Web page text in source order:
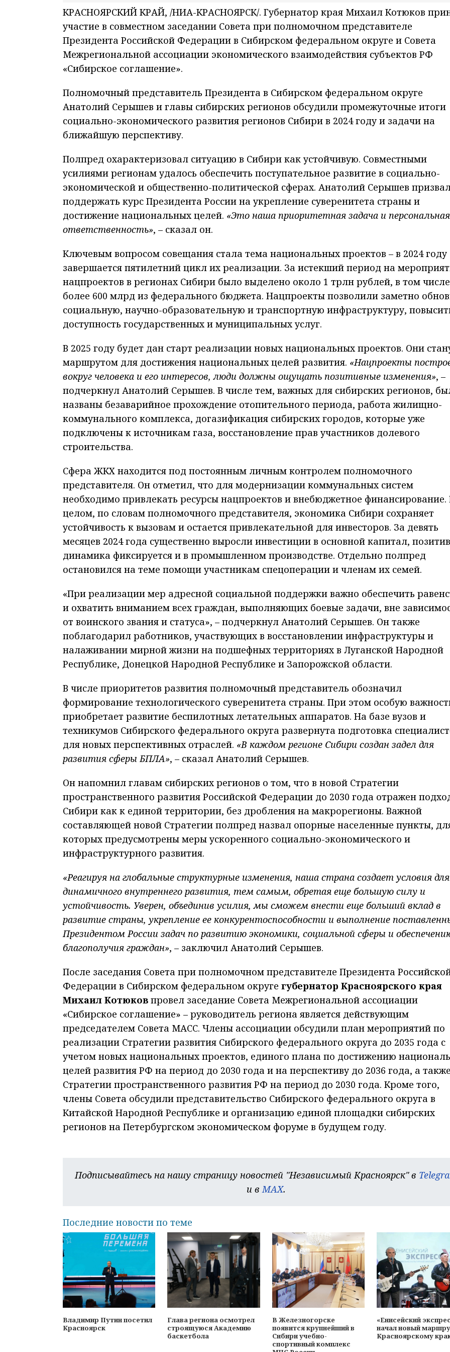
КРАСНОЯРСКИЙ КРАЙ, /НИА-КРАСНОЯРСК/. Губернатор края Михаил Котюков
участие в совместном заседании Совета при полномочном представителе
Президента Российской Федерации в Сибирском федеральном округе и Совета
Межрегиональной ассоциации экономического взаимодействия субъектов РФ
«Сибирское соглашение».
Полномочный представитель Президента в Сибирском федеральном округе
Анатолий Серышев и главы сибирских регионов обсудили промежуточные итоги
социально-экономического развития регионов Сибири в 2024 году и задачи на
ближайшую перспективу.
Полпред охарактеризовал ситуацию в Сибири как устойчивую. Совместными
усилиями регионам удалось обеспечить поступательное развитие в социально-
экономической и общественно-политической сферах. Анатолий Серышев
поддержать курс Президента России на укрепление суверенитета страны и
достижение национальных целей. «Это наша приоритетная задача и персональная
ответственность», – сказал он.
Ключевым вопросом совещания стала тема национальных проектов – в 2024 году
завершается пятилетний цикл их реализации. За истекший период на
нацпроектов в регионах Сибири было выделено около 1 трлн рублей, в том числе
более 600 млрд из федерального бюджета. Нацпроекты позволили заметно
социальную, научно-образовательную и транспортную инфраструктуру,
доступность государственных и муниципальных услуг.
В 2025 году будет дан старт реализации новых национальных проектов. Они
маршрутом для достижения национальных целей развития. «Нацпроекты
вокруг человека и его интересов, люди должны ощущать позитивные изменения», –
подчеркнул Анатолий Серышев. В числе тем, важных для сибирских регионов,
названы безаварийное прохождение отопительного периода, работа жилищно-
коммунального комплекса, догазификация сибирских городов, которые уже
подключены к источникам газа, восстановление прав участников долевого
строительства.
Сфера ЖКХ находится под постоянным личным контролем полномочного
представителя. Он отметил, что для модернизации коммунальных систем
необходимо привлекать ресурсы нацпроектов и внебюджетное финансирование.
целом, по словам полномочного представителя, экономика Сибири сохраняет
устойчивость к вызовам и остается привлекательной для инвесторов. За девять
месяцев 2024 года существенно выросли инвестиции в основной капитал,
динамика фиксируется и в промышленном производстве. Отдельно полпред
остановился на теме помощи участникам спецоперации и членам их семей.
«При реализации мер адресной социальной поддержки важно обеспечить
и охватить вниманием всех граждан, выполняющих боевые задачи, вне
от воинского звания и статуса», – подчеркнул Анатолий Серышев. Он также
поблагодарил работников, участвующих в восстановлении инфраструктуры и
налаживании мирной жизни на подшефных территориях в Луганской Народной
Республике, Донецкой Народной Республике и Запорожской области.
В числе приоритетов развития полномочный представитель обозначил
формирование технологического суверенитета страны. При этом особую
приобретает развитие беспилотных летательных аппаратов. На базе вузов и
техникумов Сибирского федерального округа развернута подготовка
для новых перспективных отраслей. «В каждом регионе Сибири создан задел для
развития сферы БПЛА», – сказал Анатолий Серышев.
Он напомнил главам сибирских регионов о том, что в новой Стратегии
пространственного развития Российской Федерации до 2030 года отражен
Сибири как к единой территории, без дробления на макрорегионы. Важной
составляющей новой Стратегии полпред назвал опорные населенные пункты,
которых предусмотрены меры ускоренного социально-экономического и
инфраструктурного развития.
«Реагируя на глобальные структурные изменения, наша страна создает условия для
динамичного внутреннего развития, тем самым, обретая еще большую силу и
устойчивость. Уверен, объединив усилия, мы сможем внести еще больший вклад в
развитие страны, укрепление ее конкурентоспособности и выполнение
Президентом России задач по развитию экономики, социальной сферы и
благополучия граждан», – заключил Анатолий Серышев.
После заседания Совета при полномочном представителе Президента
Федерации в Сибирском федеральном округе губернатор Красноярского края
Михаил Котюков провел заседание Совета Межрегиональной ассоциации
«Сибирское соглашение» – руководитель региона является действующим
председателем Совета МАСС. Члены ассоциации обсудили план мероприятий по
реализации Стратегии развития Сибирского федерального округа до 2035 года с
учетом новых национальных проектов, единого плана по достижению
целей развития РФ на период до 2030 года и на перспективу до 2036 года, а также
Стратегии пространственного развития РФ на период до 2030 года. Кроме того,
члены Совета обсудили представительство Сибирского федерального округа в
Китайской Народной Республике и организацию единой площадки сибирских
регионов на Петербургском экономическом форуме в будущем году.
Подписывайтесь на нашу страницу новостей "Независимый Красноярск" в
и в MAX.
Последние новости по теме
Владимир Путин посетил
Красноярск
Глава региона осмотрел
строящуюся Академию
баскетбола
В Железногорске
появится крупнейший в
Сибири учебно-
спортивный комплекс
«Енисейский
начал новый
Красноярскому